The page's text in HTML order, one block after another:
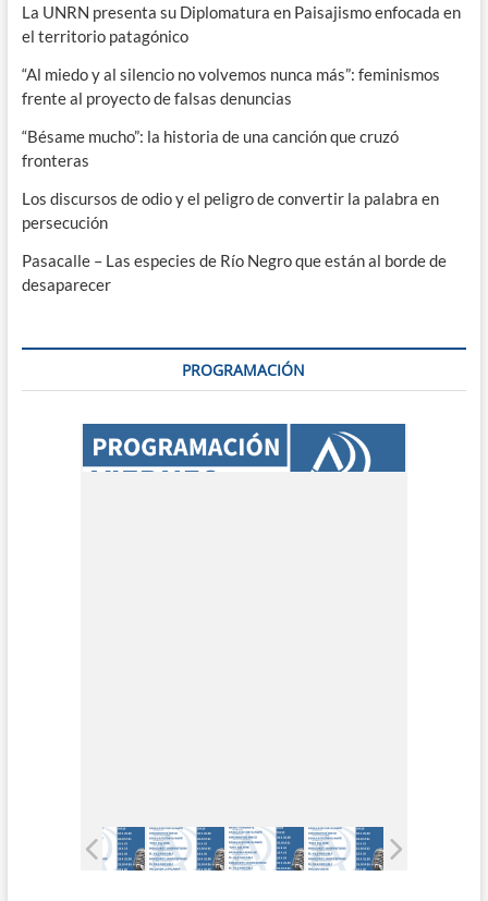
La UNRN presenta su Diplomatura en Paisajismo enfocada en
el territorio patagónico
“Al miedo y al silencio no volvemos nunca más”: feminismos
frente al proyecto de falsas denuncias
“Bésame mucho”: la historia de una canción que cruzó
fronteras
Los discursos de odio y el peligro de convertir la palabra en
persecución
Pasacalle – Las especies de Río Negro que están al borde de
desaparecer
PROGRAMACIÓN